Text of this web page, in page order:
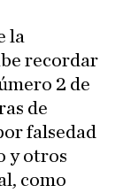
la
recordar
2 de
de
falsedad
y otros
como